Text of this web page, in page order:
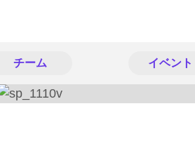
チーム イベント